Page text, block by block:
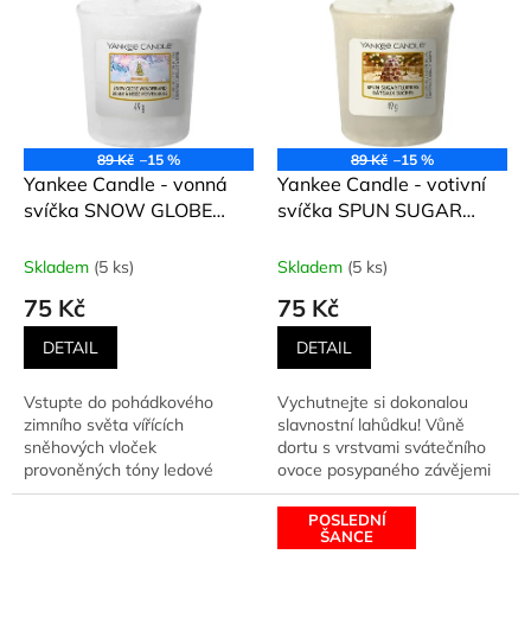
89 Kč –15 %
Yankee Candle - vonná
svíčka SNOW GLOBE
(Kouzelný svět sněhového
Skladem (5 ks)
75 Kč
DETAIL
Vstupte do pohádkového
zimního světa vířících
sněhových vloček
provoněných tóny ledové
máty, eukalyptu a cedrového
89 Kč –15 %
Yankee Candle - votivní
svíčka SPUN SUGAR
cukru) 49 g
Skladem (5 ks)
75 Kč
DETAIL
Vychutnejte si dokonalou
slavnostní lahůdku! Vůně
dortu s vrstvami svátečního
ovoce posypaného závějemi
moučkového cukru a
cukrových...
POSLEDNÍ
ŠANCE